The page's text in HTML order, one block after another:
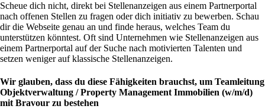
Scheue dich nicht, direkt bei Stellenanzeigen aus einem Partnerportal
nach offenen Stellen zu fragen oder dich initiativ zu bewerben. Schau
dir die Webseite genau an und finde heraus, welches Team du
unterstützen könntest. Oft sind Unternehmen wie Stellenanzeigen aus
einem Partnerportal auf der Suche nach motivierten Talenten und
setzen weniger auf klassische Stellenanzeigen.
Wir glauben, dass du diese Fähigkeiten brauchst, um Teamleitung
Objektverwaltung / Property Management Immobilien (w/m/d)
mit Bravour zu bestehen